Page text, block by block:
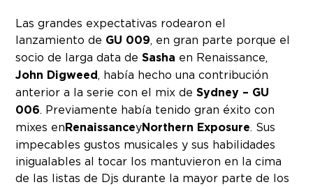
Las grandes expectativas rodearon el
lanzamiento de GU 009, en gran parte porque el
socio de larga data deSasha en Renaissance,
John Digweed, había hecho una contribución
anterior a la serie con el mix de Sydney – GU
006. Previamente había tenido gran éxito con
mixes enRenaissanceyNorthern Exposure. Sus
impecables gustos musicales y sus habilidades
inigualables al tocar los mantuvieron en la cima
de las listas de Djs durante la mayor parte de los